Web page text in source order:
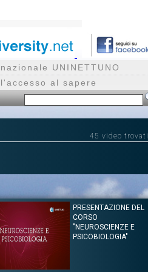
UNINETTUNO
al sapere
45 video trovati
PRESENTAZIONE DEL
CORSO
"NEUROSCIENZE E
PSICOBIOLOGIA"